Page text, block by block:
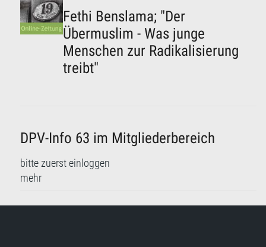
Fethi Benslama; "Der
Übermuslim - Was junge
Menschen zur Radikalisierung
treibt"
DPV-Info 63 im Mitgliederbereich
bitte zuerst einloggen
mehr